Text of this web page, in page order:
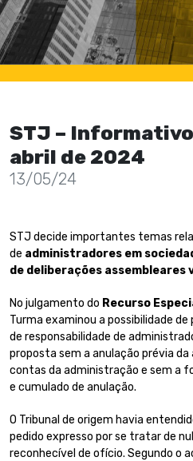
STJ – Informativo
abril de 2024
13/05/24
STJ decide importantes temas
de administradores em
de deliberações assembleares
No julgamento do Recurso
Turma examinou a possibilidade
de responsabilidade de
proposta sem a anulação prévia
contas da administração e sem a
e cumulado de anulação.
O Tribunal de origem havia
pedido expresso por se tratar de
reconhecível de ofício. Segundo o